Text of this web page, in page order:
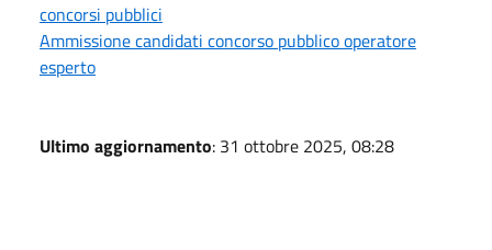
concorsi pubblici
Ammissione candidati concorso pubblico operatore
esperto
Ultimo aggiornamento: 31 ottobre 2025, 08:28